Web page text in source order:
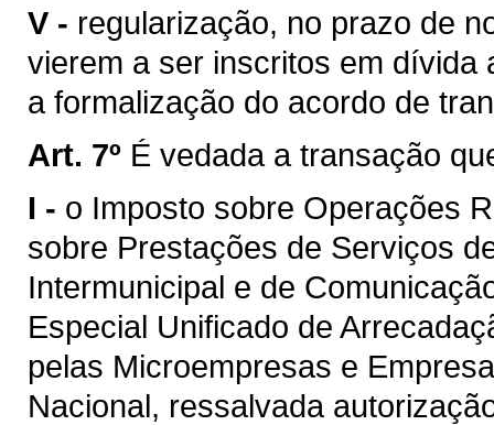
V - regularização, no prazo de
vierem a ser inscritos em
a formalização do acordo de
Art. 7º É vedada a transação
I - o Imposto sobre Operações
sobre Prestações de Serviços
Intermunicipal e de
Especial Unificado de
pelas Microempresas e
Nacional, ressalvada